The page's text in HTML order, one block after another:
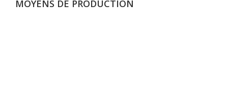
MOYENS DE PRODUCTION